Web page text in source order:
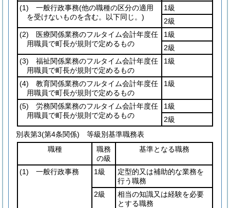
(1) 一般行政事務(他の職種の区分の適用
を受けないものを含む。以下同じ。)
1級
2級
(2) 医療関係業務のフルタイム会計年度任
用職員で町長が規則で定めるもの
1級
2級
(3) 福祉関係業務のフルタイム会計年度任
用職員で町長が規則で定めるもの
1級
(4) 教育関係業務のフルタイム会計年度任
用職員で町長が規則で定めるもの
1級
(5) 労務関係業務のフルタイム会計年度任
用職員で町長が規則で定めるもの
1級
2級
別表第3(第4条関係) 等級別基準職務表
職種
職務
の級
基準となる職務
(1) 一般行政事務 1級
定型的又は補助的な業務を
行う職務
2級
相当の知識又は経験を必要
とする職務